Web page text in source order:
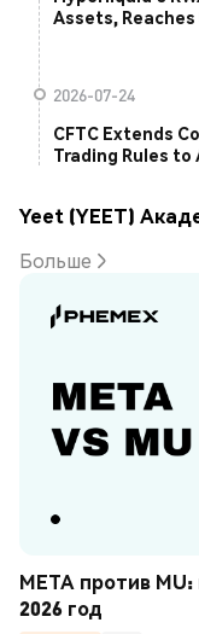
Assets, Reaches
2026-07-24
CFTC Extends
Trading Rules to
Yeet (YEET)
Больше
META против
2026 год